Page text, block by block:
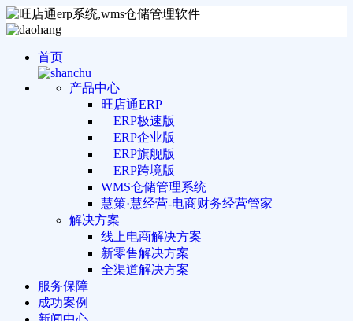
首页
产品中心
旺店通ERP
ERP极速版
ERP企业版
ERP旗舰版
ERP跨境版
WMS仓储管理系统
慧策·慧经营-电商财务经营管家
解决方案
线上电商解决方案
新零售解决方案
全渠道解决方案
服务保障
成功案例